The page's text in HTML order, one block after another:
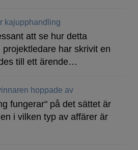
kajupphandling
att se hur detta
har skrivit en
till ett ärende…
hoppade av
fungerar" på det sättet är
i vilken typ av affärer är